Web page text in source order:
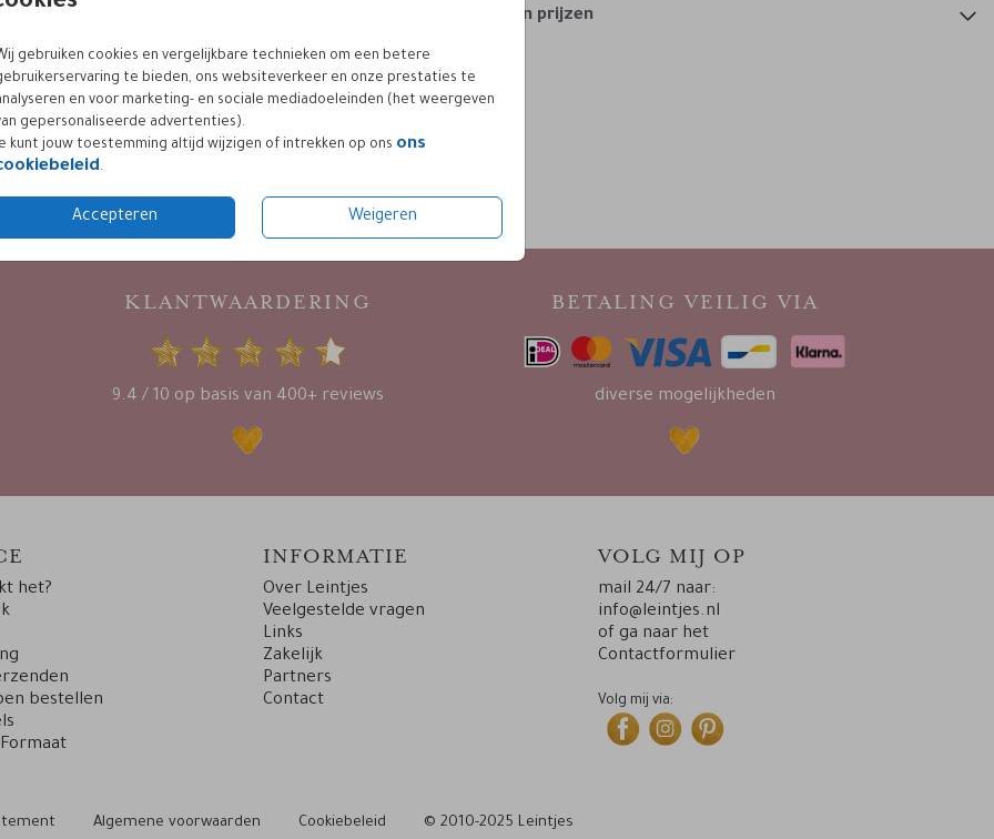
gebruiken cookies en vergelijkbare technieken om een betere
te bieden, ons websiteverkeer en onze prestaties te
en voor marketing- en sociale mediadoeleinden (het weergeven
gepersonaliseerde advertenties).
Je kunt jouw toestemming altijd wijzigen of intrekken op ons ons
.
Accepteren Weigeren
Formaten en prijzen
KLANTWAARDERING
9.4 / 10 op basis van 400+ reviews
BETALING VEILIG VIA
diverse mogelijkheden
het?
bestellen
INFORMATIE
Over Leintjes
Veelgestelde vragen
Links
Zakelijk
Partners
Contact
VOLG MIJ OP
mail 24/7 naar:
info@leintjes.nl
of ga naar het
Contactformulier
Volg mij via:
Algemene voorwaarden Cookiebeleid © 2010-2025 Leintjes